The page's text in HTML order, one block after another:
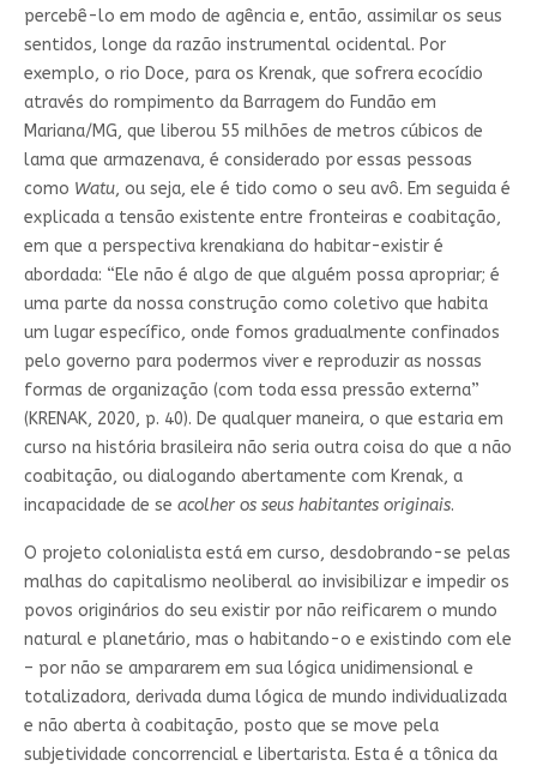
percebê-lo em modo de agência e, então, assimilar os seus
sentidos, longe da razão instrumental ocidental. Por
exemplo, o rio Doce, para os Krenak, que sofrera ecocídio
através do rompimento da Barragem do Fundão em
Mariana/MG, que liberou 55 milhões de metros cúbicos de
lama que armazenava, é considerado por essas pessoas
como Watu, ou seja, ele é tido como o seu avô. Em seguida é
explicada a tensão existente entre fronteiras e coabitação,
em que a perspectiva krenakiana do habitar-existir é
abordada: “Ele não é algo de que alguém possa apropriar; é
uma parte da nossa construção como coletivo que habita
um lugar específico, onde fomos gradualmente confinados
pelo governo para podermos viver e reproduzir as nossas
formas de organização (com toda essa pressão externa”
(KRENAK, 2020, p. 40). De qualquer maneira, o que estaria em
curso na história brasileira não seria outra coisa do que a não
coabitação, ou dialogando abertamente com Krenak, a
incapacidade de se acolher os seus habitantes originais.
O projeto colonialista está em curso, desdobrando-se pelas
malhas do capitalismo neoliberal ao invisibilizar e impedir os
povos originários do seu existir por não reificarem o mundo
natural e planetário, mas o habitando-o e existindo com ele
– por não se ampararem em sua lógica unidimensional e
totalizadora, derivada duma lógica de mundo individualizada
e não aberta à coabitação, posto que se move pela
subjetividade concorrencial e libertarista. Esta é a tônica da